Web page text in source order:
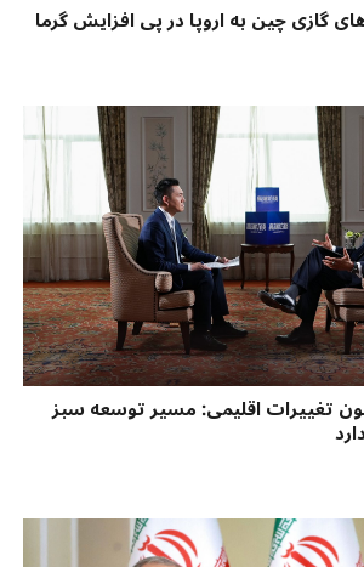
گازی چین به اروپا در پی افزایش گرما
تغییرات اقلیمی: مسیر توسعه سبز